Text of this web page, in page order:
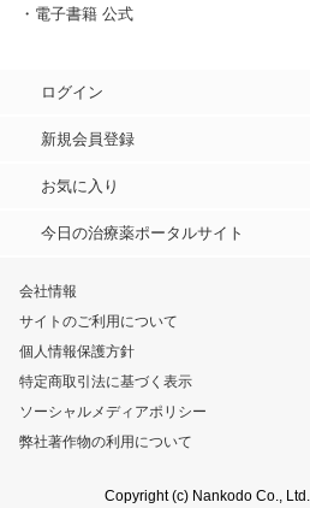
・電子書籍 公式
ログイン
新規会員登録
お気に入り
今日の治療薬ポータルサイト
会社情報
サイトのご利用について
個人情報保護方針
特定商取引法に基づく表示
ソーシャルメディアポリシー
弊社著作物の利用について
Copyright (c) Nankodo Co.,